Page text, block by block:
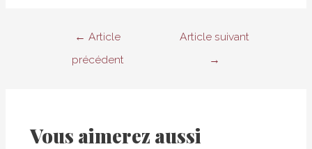
Navigation
← Article
précédent
Article suivant
→
Vous aimerez aussi